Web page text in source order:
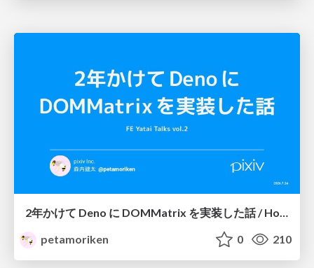
2年かけて Deno に DOMMatrix を実装した話 / How I implemented DOMMatrix in Deno over two years
petamoriken
0 210